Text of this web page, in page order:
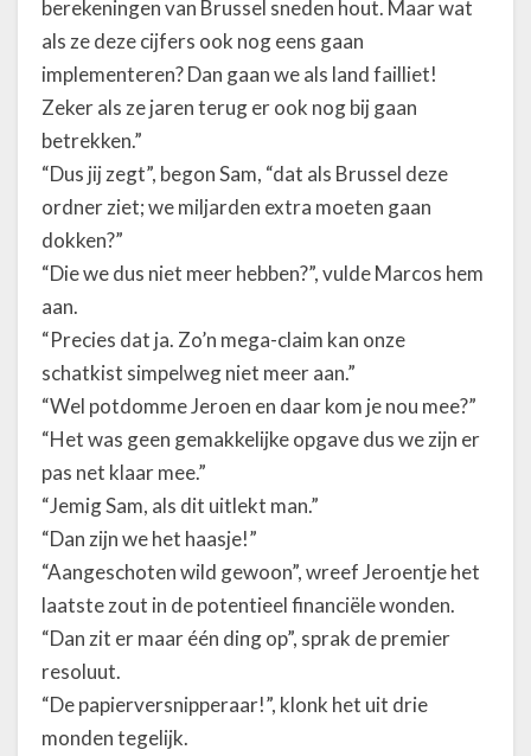
berekeningen van Brussel sneden hout. Maar wat
als ze deze cijfers ook nog eens gaan
implementeren? Dan gaan we als land failliet!
Zeker als ze jaren terug er ook nog bij gaan
betrekken.”
“Dus jij zegt”, begon Sam, “dat als Brussel deze
ordner ziet; we miljarden extra moeten gaan
dokken?”
“Die we dus niet meer hebben?”, vulde Marcos hem
aan.
“Precies dat ja. Zo’n mega-claim kan onze
schatkist simpelweg niet meer aan.”
“Wel potdomme Jeroen en daar kom je nou mee?”
“Het was geen gemakkelijke opgave dus we zijn er
pas net klaar mee.”
“Jemig Sam, als dit uitlekt man.”
“Dan zijn we het haasje!”
“Aangeschoten wild gewoon”, wreef Jeroentje het
laatste zout in de potentieel financiële wonden.
“Dan zit er maar één ding op”, sprak de premier
resoluut.
“De papierversnipperaar!”, klonk het uit drie
monden tegelijk.